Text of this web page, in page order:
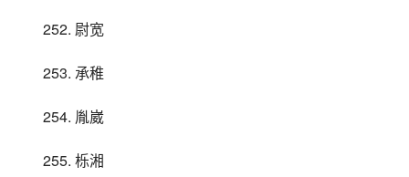
252. 尉宽
253. 承稚
254. 胤崴
255. 栎湘